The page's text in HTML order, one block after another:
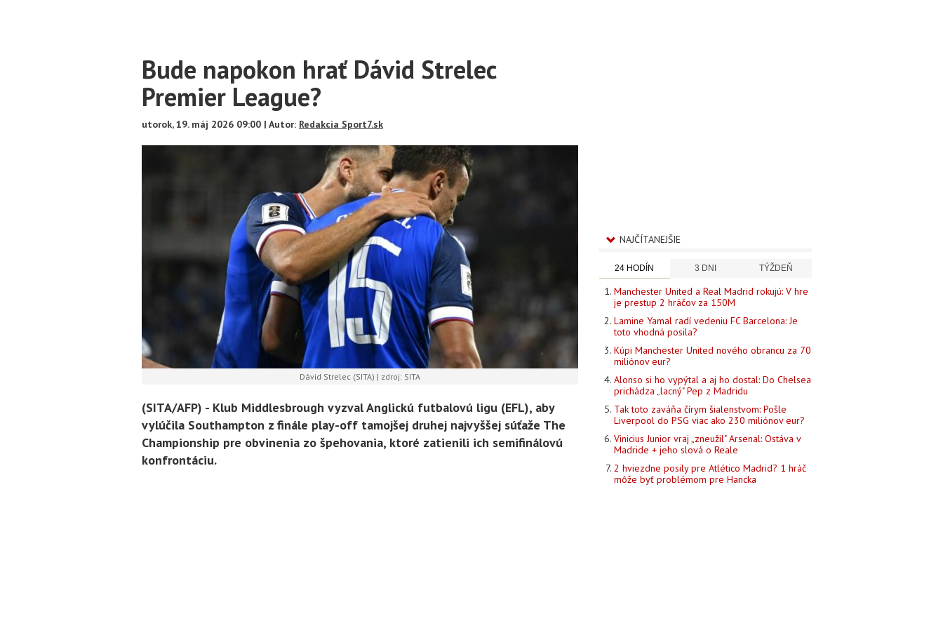
Main
Content
Bude napokon hrať Dávid Strelec
Premier League?
utorok, 19. máj 2026 09:00 | Autor: Redakcia Sport7.sk
Dávid Strelec (SITA) | zdroj: SITA
(SITA/AFP) - Klub Middlesbrough vyzval Anglickú futbalovú ligu (EFL), aby
vylúčila Southampton z finále play-off tamojšej druhej najvyššej súťaže The
Championship pre obvinenia zo špehovania, ktoré zatienili ich semifinálovú
konfrontáciu.
NAJČÍTANEJŠIE
24 HODÍN 3 DNI TÝŽDEŇ
Manchester United a Real Madrid rokujú: V hre
je prestup 2 hráčov za 150M
Lamine Yamal radí vedeniu FC Barcelona: Je
toto vhodná posila?
Kúpi Manchester United nového obrancu za 70
miliónov eur?
Alonso si ho vypýtal a aj ho dostal: Do Chelsea
prichádza „lacný" Pep z Madridu
Tak toto zaváňa čírym šialenstvom: Pošle
Liverpool do PSG viac ako 230 miliónov eur?
Vinicius Junior vraj „zneužil" Arsenal: Ostáva v
Madride + jeho slová o Reale
2 hviezdne posily pre Atlético Madrid? 1 hráč
môže byť problémom pre Hancka